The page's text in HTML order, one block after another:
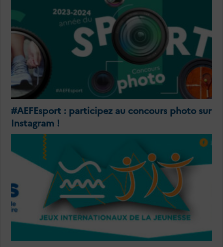
#AEFEsport : participez au concours photo sur
Instagram !